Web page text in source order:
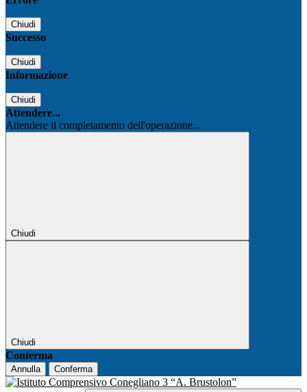
Chiudi
Successo
Chiudi
Informazione
Chiudi
Attendere...
Attendere il completamento dell'operazione...
Chiudi
Chiudi
Conferma
Annulla Conferma